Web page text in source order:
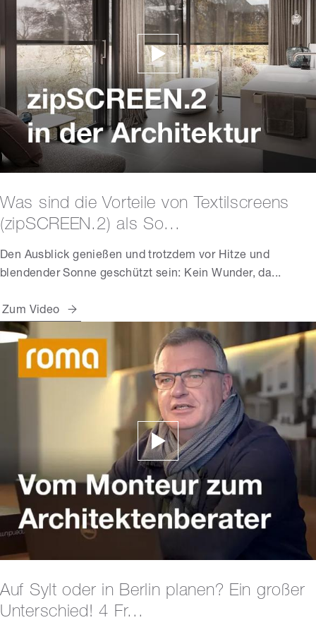
Was sind die Vorteile von Textilscreens
(zipSCREEN.2) als So...
Den Ausblick genießen und trotzdem vor Hitze und
blendender Sonne geschützt sein: Kein Wunder, da...
Zum Video
Auf Sylt oder in Berlin planen? Ein großer
Unterschied! 4 Fr...